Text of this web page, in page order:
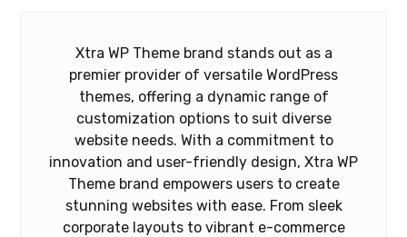
Xtra WP Theme brand stands out as a
premier provider of versatile WordPress
themes, offering a dynamic range of
customization options to suit diverse
website needs. With a commitment to
innovation and user-friendly design, Xtra WP
Theme brand empowers users to create
stunning websites with ease. From sleek
corporate layouts to vibrant e-commerce